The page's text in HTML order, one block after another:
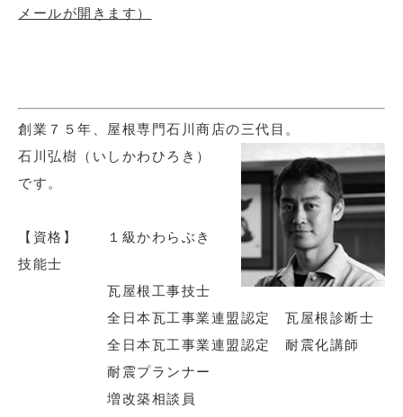
メールが開きます）
創業７５年、屋根専門石川商店の三代目。
石川弘樹（いしかわひろき）
です。
【資格】 １級かわらぶき
技能士
瓦屋根工事技士
全日本瓦工事業連盟認定 瓦屋根診断士
全日本瓦工事業連盟認定 耐震化講師
耐震プランナー
増改築相談員